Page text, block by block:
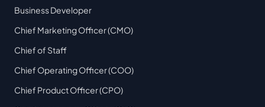
Business Developer
Chief Marketing Officer (CMO)
Chief of Staff
Chief Operating Officer (COO)
Chief Product Officer (CPO)